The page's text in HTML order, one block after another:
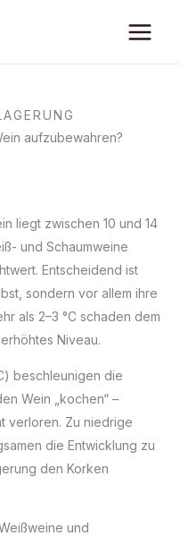
aufzubewahren?
liegt zwischen 10 und 14
und Schaumweine
Entscheidend ist
sondern vor allem ihre
als 2–3 °C schaden dem
Niveau.
beschleunigen die
Wein „kochen“ –
verloren. Zu niedrige
die Entwicklung zu
den Korken
und